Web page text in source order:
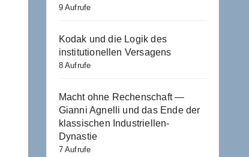
9 Aufrufe
Kodak und die Logik des
institutionellen Versagens
8 Aufrufe
Macht ohne Rechenschaft —
Gianni Agnelli und das Ende der
klassischen Industriellen-
Dynastie
7 Aufrufe